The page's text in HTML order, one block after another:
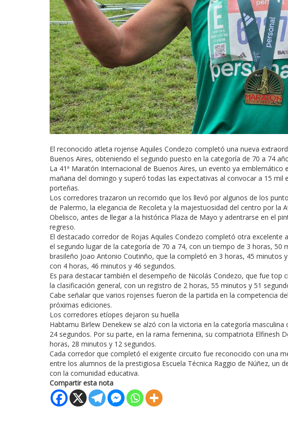
El reconocido atleta rojense Aquiles Condezo completó una nueva
Buenos Aires, obteniendo el segundo puesto en la categoría de 70 a 74
La 41ª Maratón Internacional de Buenos Aires, un evento ya
mañana del domingo y superó todas las expectativas al convocar a 15
porteñas.
Los corredores trazaron un recorrido que los llevó por algunos de los
de Palermo, la elegancia de Recoleta y la majestuosidad del centro por la
Obelisco, antes de llegar a la histórica Plaza de Mayo y adentrarse en el
regreso.
El destacado corredor de Rojas Aquiles Condezo completó otra
el segundo lugar de la categoría de 70 a 74, con un tiempo de 3 horas,
brasileño Joao Antonio Coutinño, que la completó en 3 horas, 45 minutos
con 4 horas, 46 minutos y 46 segundos.
Es para destacar también el desempeño de Nicolás Condezo, que fue top
la clasificación general, con un registro de 2 horas, 55 minutos y 51
Cabe señalar que varios rojenses fueron de la partida en la competencia
próximas ediciones.
Los corredores etíopes dejaron su huella
Habtamu Birlew Denekew se alzó con la victoria en la categoría
24 segundos. Por su parte, en la rama femenina, su compatriota Elfinesh
horas, 28 minutos y 12 segundos.
Cada corredor que completó el exigente circuito fue reconocido con una
entre los alumnos de la prestigiosa Escuela Técnica Raggio de Núñez, un
con la comunidad educativa.
Compartir esta nota